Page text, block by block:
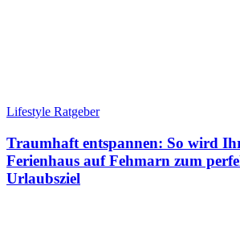
Lifestyle Ratgeber
Traumhaft entspannen: So wird
Ferienhaus auf Fehmarn zum
Urlaubsziel